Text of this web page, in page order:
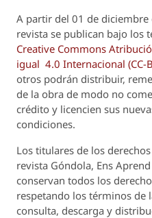
A partir del 01 de
revista se publican bajo los
Creative Commons
igual 4.0 Internacional (CC-
otros podrán distribuir,
de la obra de modo no
crédito y licencien sus
condiciones.
Los titulares de los
revista Góndola, Ens Aprend
conservan todos los
respetando los términos de
consulta, descarga y